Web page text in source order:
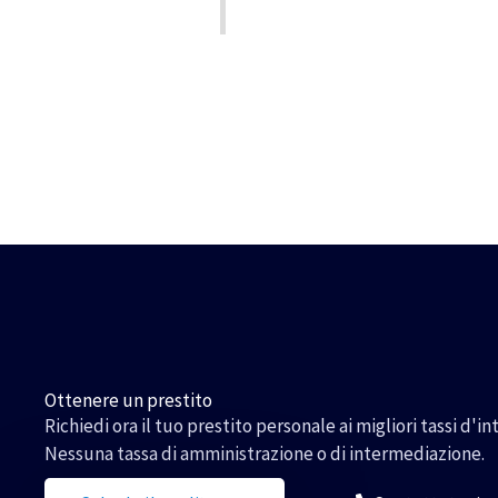
Ottenere un prestito
Richiedi ora il tuo prestito personale ai migliori tassi
Nessuna tassa di amministrazione o di intermediazione.